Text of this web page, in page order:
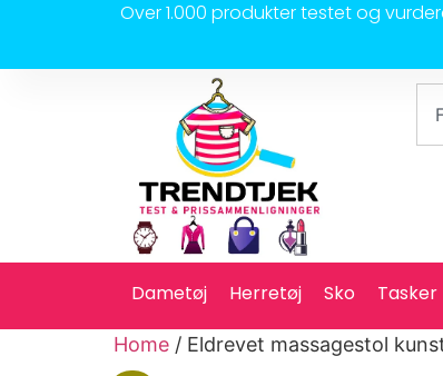
Over 1.000 produkter testet og
Dametøj Herretøj Sko Tasker
Home / Eldrevet massagestol